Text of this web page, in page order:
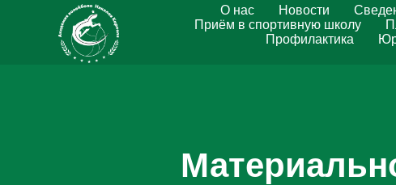
О нас Новости
Приём в спортивную школу
Профилактика